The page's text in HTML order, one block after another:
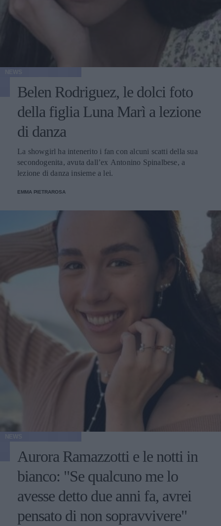
Belen Rodriguez, le dolci foto
della figlia Luna Marì a lezione
di danza
La showgirl ha intenerito i fan con alcuni scatti della sua
secondogenita, avuta dall’ex Antonino Spinalbese, a
lezione di danza insieme a lei.
EMMA PIETRAROSA
Aurora Ramazzotti e le notti in
bianco: "Se qualcuno me lo
avesse detto due anni fa, avrei
pensato di non sopravvivere"